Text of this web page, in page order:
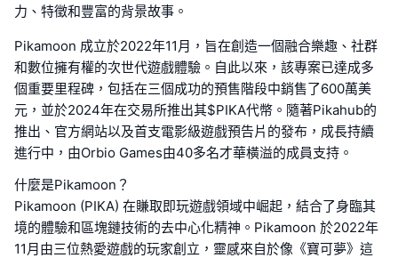
力、特徵和豐富的背景故事。
Pikamoon 成立於2022年11月，旨在創造一個融合樂趣、社群
和數位擁有權的次世代遊戲體驗。自此以來，該專案已達成多
個重要里程碑，包括在三個成功的預售階段中銷售了600萬美
元，並於2024年在交易所推出其$PIKA代幣。隨著Pikahub的
推出、官方網站以及首支電影級遊戲預告片的發布，成長持續
進行中，由Orbio Games由40多名才華橫溢的成員支持。
什麼是Pikamoon？
Pikamoon (PIKA) 在賺取即玩遊戲領域中崛起，結合了身臨其
境的體驗和區塊鏈技術的去中心化精神。Pikamoon 於2022年
11月由三位熱愛遊戲的玩家創立，靈感來自於像《寶可夢》這